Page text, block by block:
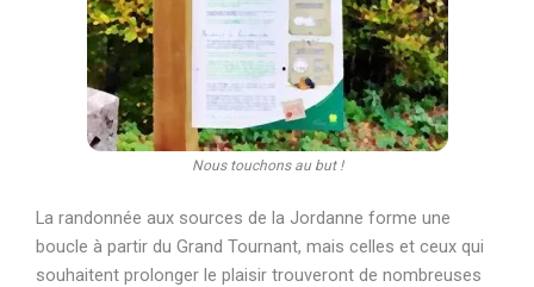
Nous touchons au but !
La randonnée aux sources de la Jordanne forme une
boucle à partir du Grand Tournant, mais celles et ceux qui
souhaitent prolonger le plaisir trouveront de nombreuses